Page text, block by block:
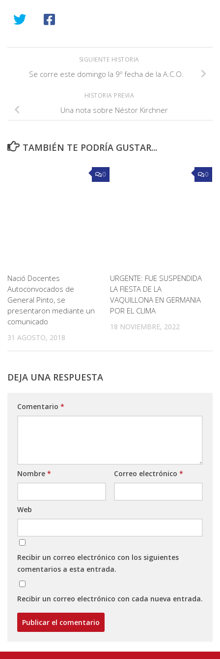
SIGUIENTE HISTORIA
Se corre este domingo la 9º fecha de la A.C.O.
HISTORIA PREVIA
Una nota sobre Néstor Kirchner
TAMBIÉN TE PODRÍA GUSTAR...
0
Nació Docentes
Autoconvocados de
General Pinto, se
presentaron mediante un
comunicado
31 AGOSTO, 2018
0
URGENTE: FUE SUSPENDIDA
LA FIESTA DE LA
VAQUILLONA EN GERMANIA
POR EL CLIMA
18 NOVIEMBRE, 2022
DEJA UNA RESPUESTA
Comentario *
Nombre * Correo electrónico *
Web
Recibir un correo electrónico con los siguientes
comentarios a esta entrada.
Recibir un correo electrónico con cada nueva entrada.